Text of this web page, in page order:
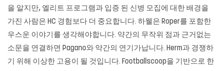
을 알지만, 엘리트 프로그램과 입증 된 신병 모집에 대한 배경을
가진 사람은 HC 경험보다 더 중요합니다. 하웰은 Roper를 포함한
우스운 이야기를 생각해야합니다. 약간의 무작위 점과 근거없는
소문을 연결하면 Pagano와 약간의 연기가납니다. Herm과 경쟁하
기 위해 이상한 고용이 될 것입니다. Footballscoop을 기반으로 한